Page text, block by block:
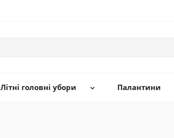
Літні головні убори Палантини